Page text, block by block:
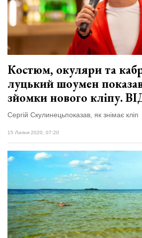
Костюм, окуляри та
луцький шоумен
зйомки нового кліпу.
Сергій Скулинецьпоказав, як знімає кліп
15 Липня 2020, 07:20